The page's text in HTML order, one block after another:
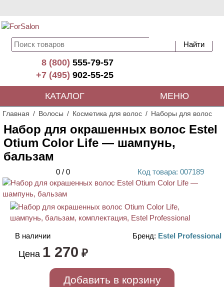
8 (800)555-79-57
+7 (495)902-55-25
КАТАЛОГ МЕНЮ
Главная Волосы Косметика для волос Наборы для волос
Набор для окрашенных волос Estel
Otium Color Life — шампунь,
бальзам
0 / 0 Код товара: 007189
ХИТ
В наличии Бренд: Estel Professional
Цена 1 270 ₽
Добавить в корзину